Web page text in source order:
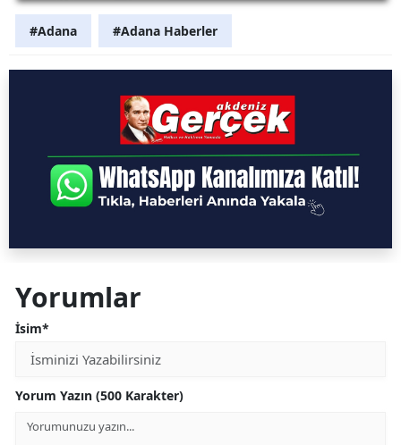
#Adana #Adana Haberler
Yorumlar
İsim*
Yorum Yazın (500 Karakter)